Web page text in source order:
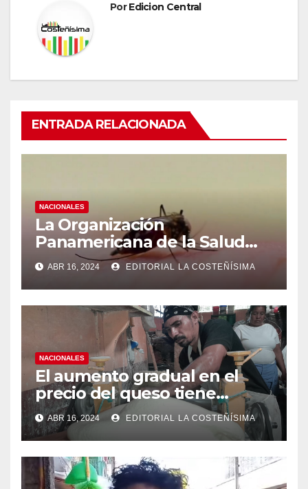
PorEdicion Central
ENTRADA RELACIONADA
NACIONALES
La Organización
Panamericana de la Salud
(OPS), recomienda reforzar
medidas ante el aumento de
casos de dengue
ABR 16, 2024 EDITORIAL LA COSTEÑÍSIMA
NACIONALES
El aumento gradual en el
precio del queso tiene
efectos a las Panaderias
ABR 16, 2024 EDITORIAL LA COSTEÑÍSIMA